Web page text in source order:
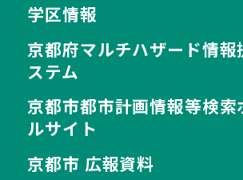
学区情報
京都府マルチハザード情報
ステム
京都市都市計画情報等検索
ルサイト
京都市 広報資料